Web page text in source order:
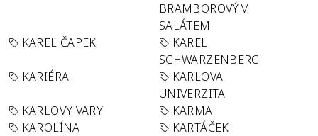
BRAMBOROVÝM
SALÁTEM
KAREL ČAPEK
KAREL
SCHWARZENBERG
KARIÉRA
KARLOVA
UNIVERZITA
KARLOVY VARY
KARMA
KAROLÍNA
KARTÁČEK